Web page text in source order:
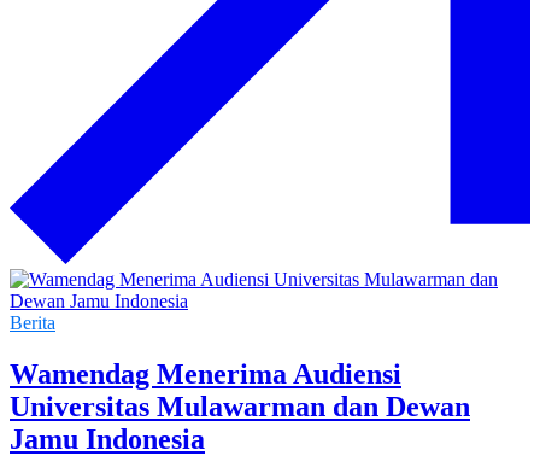
Berita
Wamendag Menerima Audiensi
Universitas Mulawarman dan Dewan
Jamu Indonesia